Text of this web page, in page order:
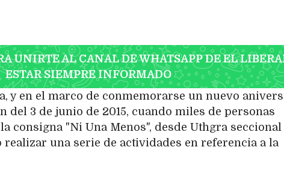
UNIRTE AL CANAL DE WHATSAPP DE EL
ESTAR SIEMPRE INFORMADO
y en el marco de conmemorarse un nuevo
del 3 de junio de 2015, cuando miles de personas
consigna "Ni Una Menos", desde Uthgra seccional
una serie de actividades en referencia a la